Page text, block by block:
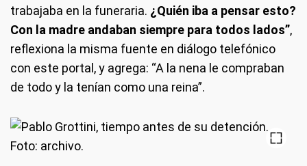
trabajaba en la funeraria. ¿Quién iba a pensar esto?
Con la madre andaban siempre para todos lados”,
reflexiona la misma fuente en diálogo telefónico
con este portal, y agrega: “A la nena le compraban
de todo y la tenían como una reina”.